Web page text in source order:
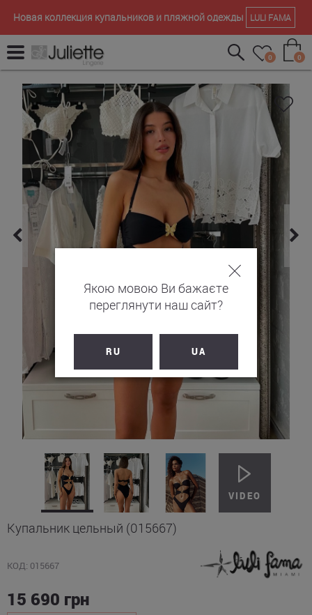
Новая коллекция купальников и пляжной одежды LULI FAMA
0 0
Купальник цельный (015667)
КОД: 015667
15 690 грн
Якою мовою Ви бажаєте
переглянути наш сайт?
RU UA